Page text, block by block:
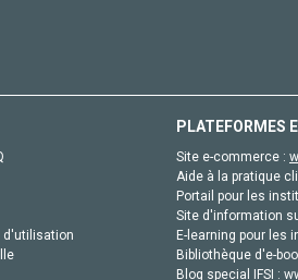
d'utilisation
PLATEFORMES
Site e-commerce :
Aide à la pratique
Portail pour les
Site d'information
E-learning pour les
Bibliothèque d'e-
Blog special IFSI :